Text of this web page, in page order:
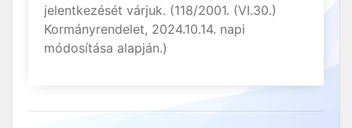
jelentkezését várjuk. (118/2001. (VI.30.)
Kormányrendelet, 2024.10.14. napi
módosítása alapján.)